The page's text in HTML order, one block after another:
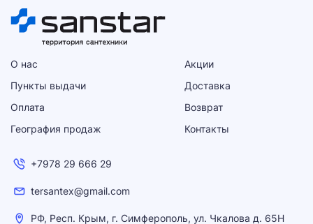
О нас
Акции
Пункты выдачи
Доставка
Оплата
Возврат
География продаж
Контакты
+7978 29 666 29
tersantex@gmail.com
РФ, Респ. Крым, г. Симферополь, ул. Чкалова д. 65Н